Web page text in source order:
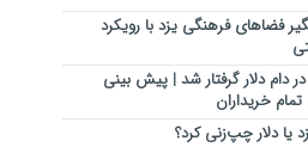
فضاهای فرهنگی یزد با رویکرد
دام دلار گرفتار شد | پیش بینی
خریداران
یا دلار چپ‌زنی کرد؟